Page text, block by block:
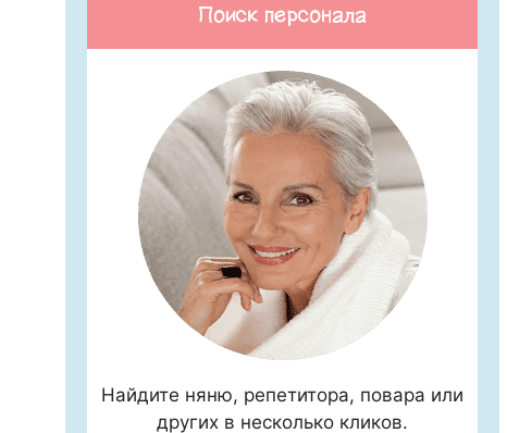
Поиск персонала
Найдите няню, репетитора, повара или
других в несколько кликов.